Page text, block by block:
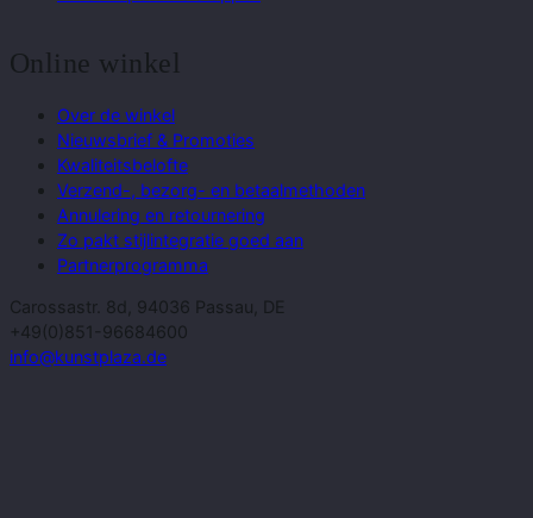
Online winkel
Over de winkel
Nieuwsbrief & Promoties
Kwaliteitsbelofte
Verzend-, bezorg- en betaalmethoden
Annulering en retournering
Zo pakt stijlintegratie goed aan
Partnerprogramma
Carossastr. 8d, 94036 Passau, DE
+49(0)851-96684600
info@kunstplaza.de